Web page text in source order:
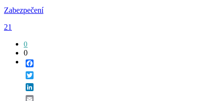
Zabezpečení
21
0
0